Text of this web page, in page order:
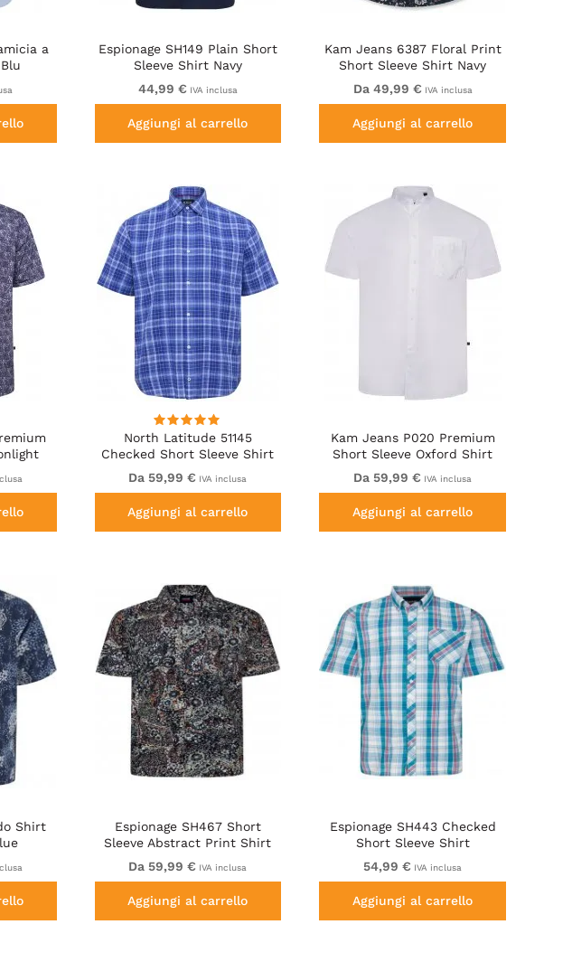
a
Espionage SH149 Plain Short
Sleeve Shirt Navy
44,99 € IVA inclusa
Aggiungi al carrello
Kam Jeans 6387 Floral Print
Short Sleeve Shirt Navy
Da 49,99 € IVA inclusa
Aggiungi al carrello
North Latitude 51145
Checked Short Sleeve Shirt
Cobolt Blue
Da 59,99 € IVA inclusa
Aggiungi al carrello
Kam Jeans P020 Premium
Short Sleeve Oxford Shirt
White
Da 59,99 € IVA inclusa
Aggiungi al carrello
Shirt
Espionage SH467 Short
Sleeve Abstract Print Shirt
Dark Green
Da 59,99 € IVA inclusa
Aggiungi al carrello
Espionage SH443 Checked
Short Sleeve Shirt
Green/Pink/White
54,99 € IVA inclusa
Aggiungi al carrello